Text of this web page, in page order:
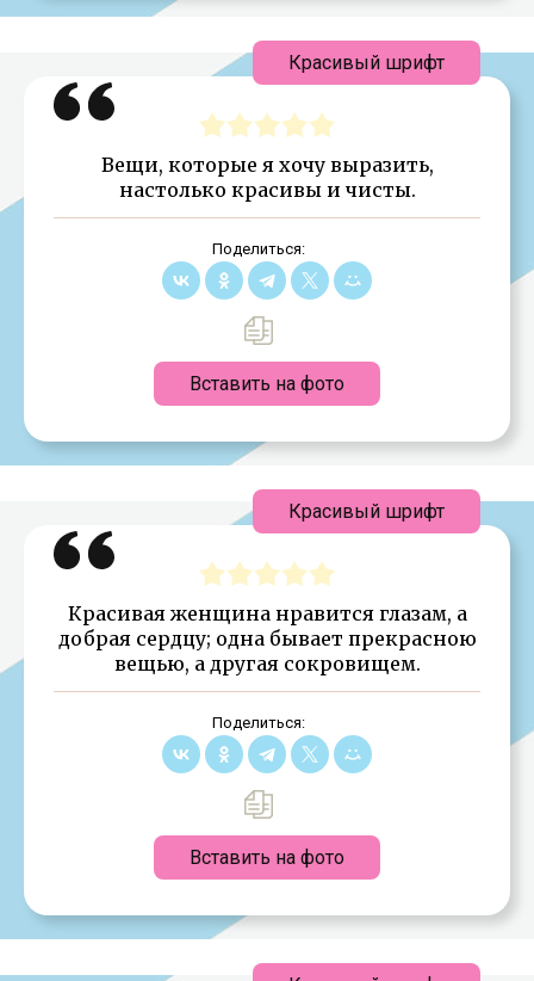
Вещи, которые я хочу выразить,
настолько красивы и чисты.
Поделиться:
Вставить на фото
Красивый шрифт
Красивая женщина нравится глазам, а
добрая сердцу; одна бывает прекрасною
вещью, а другая сокровищем.
Поделиться:
Вставить на фото
Красивый шрифт